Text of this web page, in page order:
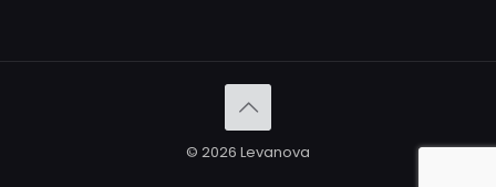
© 2026 Levanova